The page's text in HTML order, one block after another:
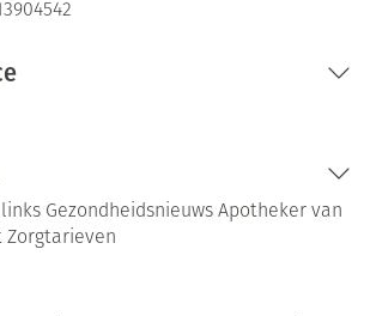
Gezondheidsnieuws Apotheker van
Zorgtarieven